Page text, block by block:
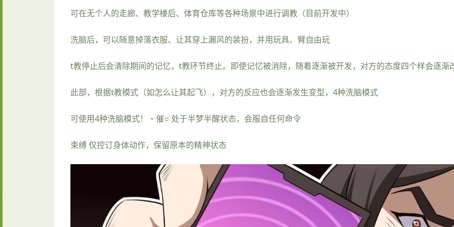
可在无个人的走廊、教学楼后、体育仓库等各种场景中进行调教（目前开发中）
洗脑后，可以随意掉落衣服、让其穿上漏风的装扮，并用玩具、臂自由玩
t教停止后会清除期间的记忆，t教环节终止。即使记忆被消除，随着逐渐被开发，对方的态度四个样会逐渐
此部，根据t教模式（如怎么让其起飞），对方的反应也会逐渐发生变型，4种洗脑模式
可使用4种洗脑模式！・催○ 处于半梦半醒状态，会服自任何命令
束缚 仅控订身体动作，保留原本的精神状态